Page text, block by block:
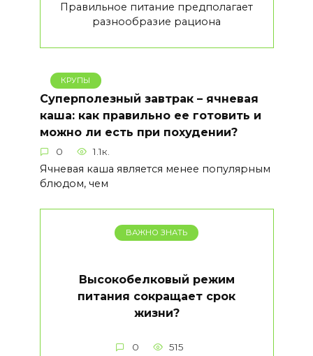
Правильное питание предполагает
разнообразие рациона
КРУПЫ
Суперполезный завтрак – ячневая
каша: как правильно ее готовить и
можно ли есть при похудении?
0 1.1к.
Ячневая каша является менее популярным
блюдом, чем
ВАЖНО ЗНАТЬ
Высокобелковый режим
питания сокращает срок
жизни?
0 515